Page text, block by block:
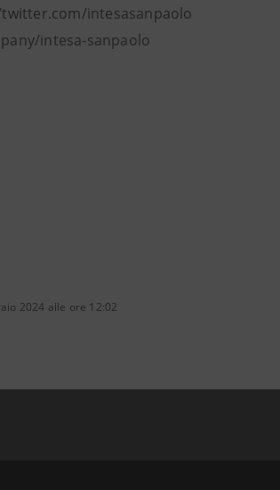
intesasanpaolo
intesa-sanpaolo
2024 alle ore 12:02